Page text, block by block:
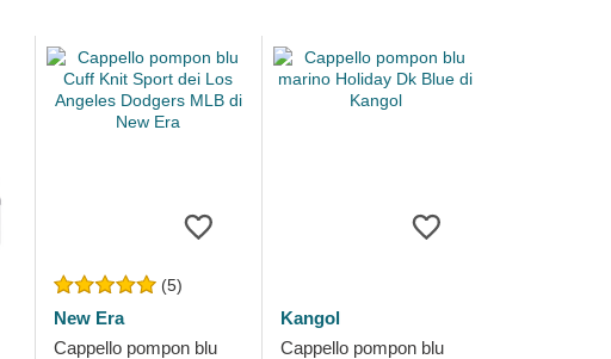
(5)
New Era
Cappello pompon blu
Kangol
Cappello pompon blu